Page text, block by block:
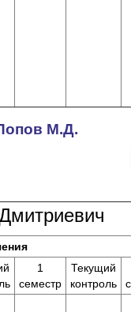
М.Д.
1
семестр
Текущий
контроль